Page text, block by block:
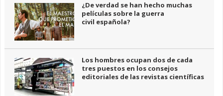
¿De verdad se han hecho muchas
películas sobre la guerra
civil española?
Los hombres ocupan dos de cada
tres puestos en los consejos
editoriales de las revistas científicas